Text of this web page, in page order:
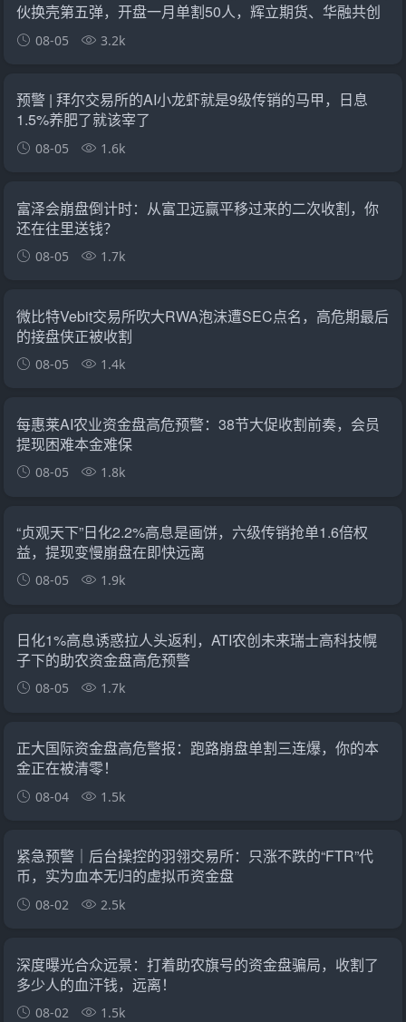
伙换壳第五弹，开盘一月单割50人，辉立期货、华融共创
怎么崩的它就怎么崩
08-05 3.2k
预警 | 拜尔交易所的AI小龙虾就是9级传销的马甲，日息
1.5%养肥了就该宰了
08-05 1.6k
富泽会崩盘倒计时：从富卫远赢平移过来的二次收割，你
还在往里送钱？
08-05 1.7k
微比特Vebit交易所吹大RWA泡沫遭SEC点名，高危期最后
的接盘侠正被收割
08-05 1.4k
每惠莱AI农业资金盘高危预警：38节大促收割前奏，会员
提现困难本金难保
08-05 1.8k
“贞观天下”日化2.2%高息是画饼，六级传销抢单1.6倍权
益，提现变慢崩盘在即快远离
08-05 1.9k
日化1%高息诱惑拉人头返利，ATI农创未来瑞士高科技幌
子下的助农资金盘高危预警
08-05 1.7k
正大国际资金盘高危警报：跑路崩盘单割三连爆，你的本
金正在被清零！
08-04 1.5k
紧急预警｜后台操控的羽翎交易所：只涨不跌的“FTR”代
币，实为血本无归的虚拟币资金盘
08-02 2.5k
深度曝光合众远景：打着助农旗号的资金盘骗局，收割了
多少人的血汗钱，远离！
08-02 1.5k